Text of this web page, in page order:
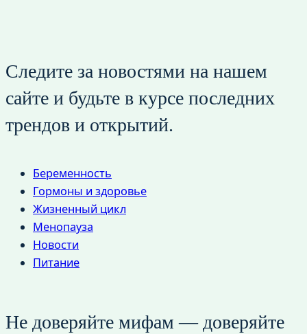
Следите за новостями на нашем
сайте и будьте в курсе последних
трендов и открытий.
Беременность
Гормоны и здоровье
Жизненный цикл
Менопауза
Новости
Питание
Не доверяйте мифам — доверяйте